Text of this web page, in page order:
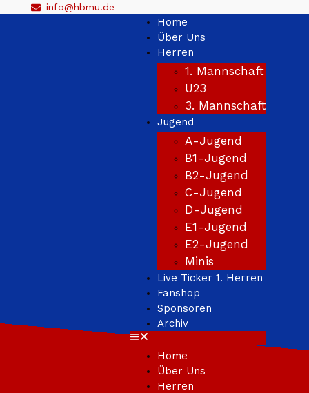
info@hbmu.de
Home
Über Uns
Herren
1. Mannschaft
U23
3. Mannschaft
Jugend
A-Jugend
B1-Jugend
B2-Jugend
C-Jugend
D-Jugend
E1-Jugend
E2-Jugend
Minis
Live Ticker 1. Herren
Fanshop
Sponsoren
Archiv
Home
Über Uns
Herren